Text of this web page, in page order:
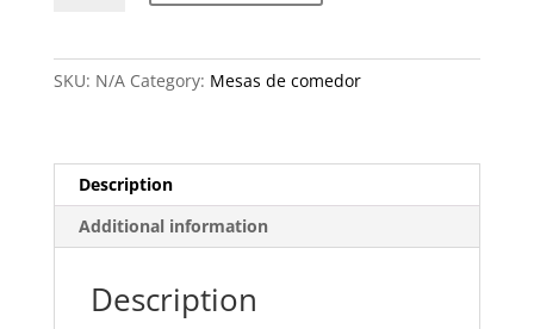
SKU: N/A Category: Mesas de comedor
Description
Additional information
Description